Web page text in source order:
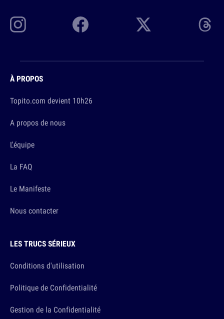
À PROPOS
Topito.com devient 10h26
A propos de nous
L'équipe
La FAQ
Le Manifeste
Nous contacter
LES TRUCS SÉRIEUX
Conditions d'utilisation
Politique de Confidentialité
Gestion de la Confidentialité